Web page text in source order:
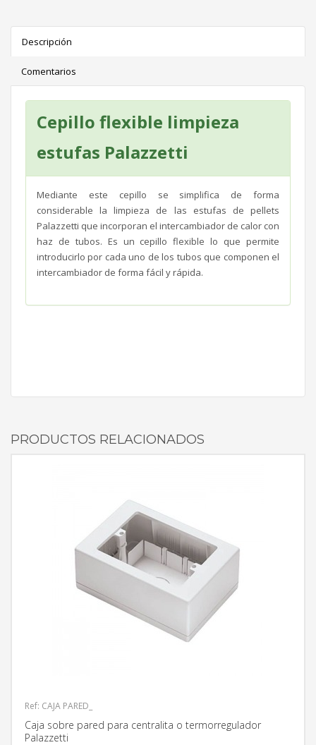
Descripción
Comentarios
Cepillo flexible limpieza
estufas Palazzetti
Mediante este cepillo se simplifica de forma
considerable la limpieza de las estufas de pellets
Palazzetti que incorporan el intercambiador de calor con
haz de tubos. Es un cepillo flexible lo que permite
introducirlo por cada uno de los tubos que componen el
intercambiador de forma fácil y rápida.
PRODUCTOS RELACIONADOS
Ref: CAJA PARED_
Caja sobre pared para centralita o termorregulador
Palazzetti